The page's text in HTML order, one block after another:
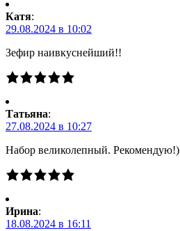
Катя:
29.08.2024 в 10:02
Зефир наивкуснейший!!
Татьяна:
27.08.2024 в 10:27
Набор великолепный. Рекомендую!)
Ирина:
18.08.2024 в 16:11